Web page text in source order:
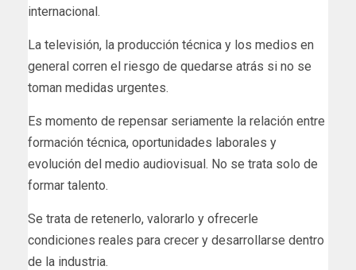
internacional.
La televisión, la producción técnica y los medios en
general corren el riesgo de quedarse atrás si no se
toman medidas urgentes.
Es momento de repensar seriamente la relación entre
formación técnica, oportunidades laborales y
evolución del medio audiovisual. No se trata solo de
formar talento.
Se trata de retenerlo, valorarlo y ofrecerle
condiciones reales para crecer y desarrollarse dentro
de la industria.